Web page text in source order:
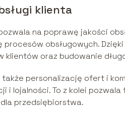
klienta
na poprawę jakości
obsługowych.
klientów oraz budowanie
także personalizację ofert i
i lojalności. To z kolei
przedsiębiorstwa.